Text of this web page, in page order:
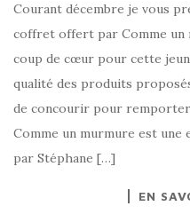
Courant décembre je vous
coffret offert par Comme un
coup de cœur pour cette
qualité des produits
de concourir pour
Comme un murmure est
par Stéphane […]
EN